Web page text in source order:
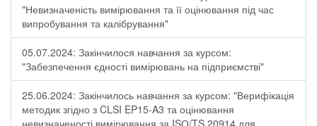
"Невизначеність вимірювання та її оцінювання під час
випробування та калібрування"
05.07.2024: Закінчилося навчання за курсом:
"Забезпечення єдності вимірювань на підприємстві"
25.06.2024: Закінчилось навчання за курсом: "Верифікація
методик згідно з CLSI EP15-A3 та оцінювання
невизначеності вимірювання за ISО/TS 20914 для